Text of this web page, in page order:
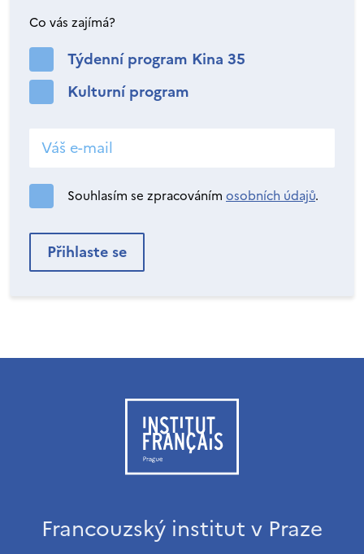
Co vás zajímá?
Týdenní program Kina 35
Kulturní program
Souhlasím se zpracováním osobních údajů.
Francouzský institut v Praze